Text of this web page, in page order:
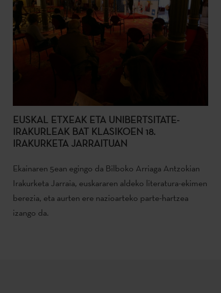
EUSKAL ETXEAK ETA UNIBERTSITATE-
IRAKURLEAK BAT KLASIKOEN 18.
IRAKURKETA JARRAITUAN
Ekainaren 5ean egingo da Bilboko Arriaga Antzokian
Irakurketa Jarraia, euskararen aldeko literatura-ekimen
berezia, eta aurten ere nazioarteko parte-hartzea
izango da.